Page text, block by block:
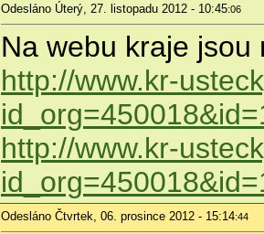
Odesláno Úterý, 27. listopadu 2012 - 10:45:06
Na webu kraje jsou
http://www.kr-
http://www.kr-
Odesláno Čtvrtek, 06. prosince 2012 - 15:14:44